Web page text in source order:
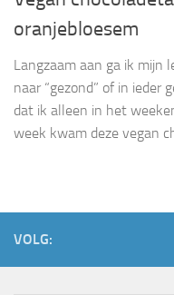
oranjebloesem
Langzaam aan ga ik mijn
naar “gezond” of in ieder
dat ik alleen in het
week kwam deze vegan
VOLG: